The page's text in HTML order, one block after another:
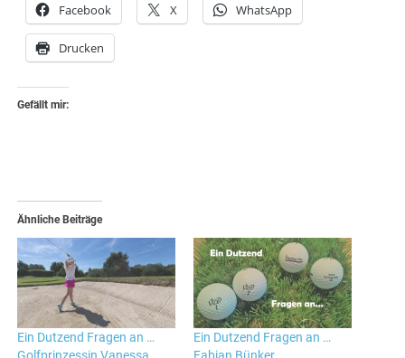
Facebook X WhatsApp
Drucken
Gefällt mir:
Ähnliche Beiträge
Ein Dutzend Fragen an …
Golfprinzessin Vanessa
Ein Dutzend Fragen an …
Fabian Bünker